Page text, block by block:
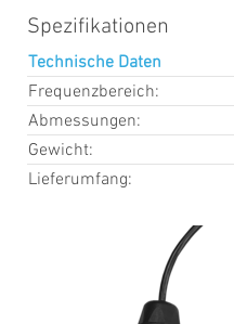
Spezifikationen
Technische Daten
Frequenzbereich:
Abmessungen:
Gewicht:
Lieferumfang: